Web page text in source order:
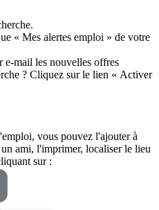
« Mes alertes emploi » de votre
e-mail les nouvelles offres
? Cliquez sur le lien « Activer
vous pouvez l'ajouter à
ami, l'imprimer, localiser le lieu
sur :